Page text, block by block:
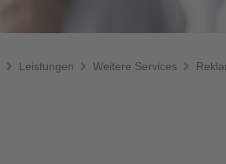
Leistungen Weitere Services